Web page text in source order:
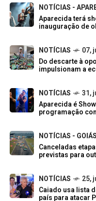
NOTÍCIAS -
Aparecida terá
inauguração de
NOTÍCIAS
07,
Do descarte à
impulsionam a
NOTÍCIAS
31,
Aparecida é
programação
NOTÍCIAS - GOIÁS
Canceladas
previstas para
NOTÍCIAS
25,
Caiado usa lista
país para atacar